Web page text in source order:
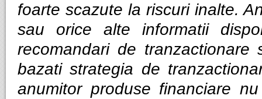
foarte scazute la riscuri inalte.
sau orice alte informatii
recomandari de
bazati strategia de
anumitor produse financiare